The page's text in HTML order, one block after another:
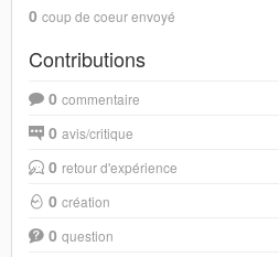
0 coup de coeur envoyé
Contributions
0 commentaire
0 avis/critique
0 retour d'expérience
0 création
0 question